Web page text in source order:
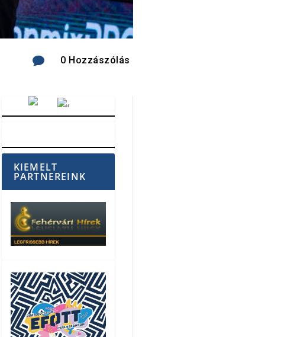
 0 Hozzászólás
KIEMELT
PARTNEREINK